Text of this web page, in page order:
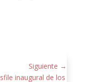
Siguiente →